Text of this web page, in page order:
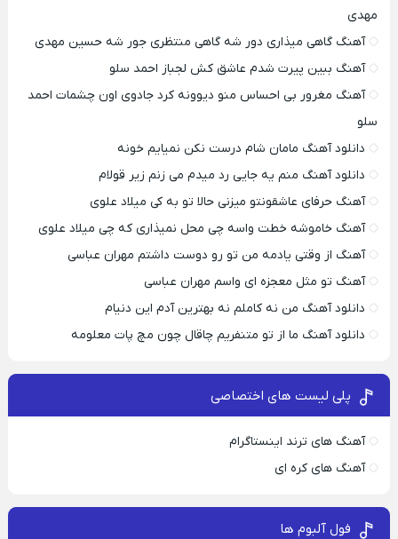
مهدی
آهنگ گاهی میذاری دور شه گاهی منتظری جور شه حسین مهدی
آهنگ ببین پیرت شدم عاشق کش لجباز احمد سلو
آهنگ مغرور بی احساس منو دیوونه کرد جادوی اون چشمات احمد
سلو
دانلود آهنگ مامان شام درست نکن نمیایم خونه
دانلود آهنگ منم یه جایی رد میدم می زنم زیر قولام
آهنگ حرفای عاشقونتو میزنی حالا تو به کی میلاد علوی
آهنگ خاموشه خطت واسه چی محل نمیذاری که چی میلاد علوی
آهنگ از وقتی یادمه من تو رو دوست داشتم مهران عباسی
آهنگ تو مثل معجزه ای واسم مهران عباسی
دانلود آهنگ من نه کاملم نه بهترین آدم این دنیام
دانلود آهنگ ما از تو متنفریم چاقال چون مچ پات معلومه
پلی لیست های اختصاصی
آهنگ های ترند اینستاگرام
آهنگ های کره ای
فول آلبوم ها